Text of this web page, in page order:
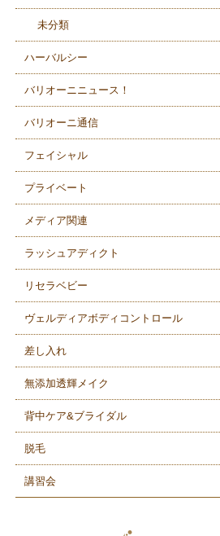
未分類
ハーバルシー
バリオーニニュース！
バリオーニ通信
フェイシャル
プライベート
メディア関連
ラッシュアディクト
リセラベビー
ヴェルディアボディコントロール
差し入れ
無添加透輝メイク
背中ケア&ブライダル
脱毛
講習会